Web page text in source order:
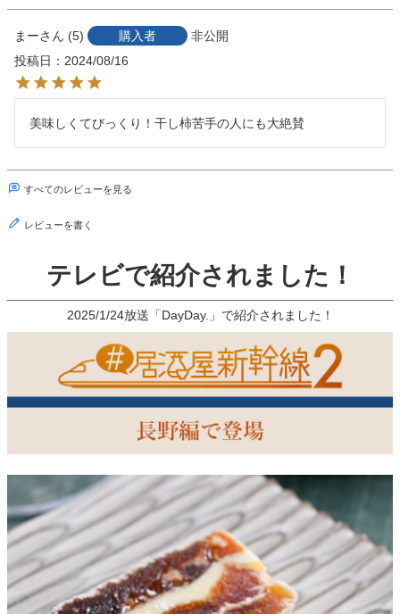
テレビで紹介されました！
2025/1/24放送「DayDay.」で紹介されました！
まー 5 購入者
非公開
投稿日
2024/08/16
美味しくてびっくり！干し柿苦手の人にも大絶賛
すべてのレビューを見る
レビューを書く